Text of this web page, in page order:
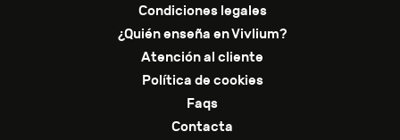
Condiciones legales
¿Quién enseña en Vivlium?
Atención al cliente
Política de cookies
Faqs
Contacta